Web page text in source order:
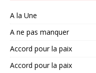
A la Une
A ne pas manquer
Accord pour la paix
Accord pour la paix